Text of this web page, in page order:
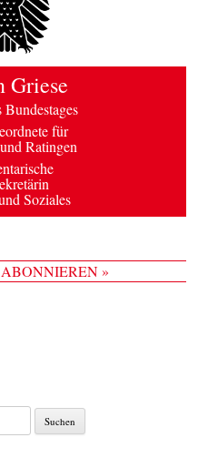
Griese
für
Ratingen
Soziales
»